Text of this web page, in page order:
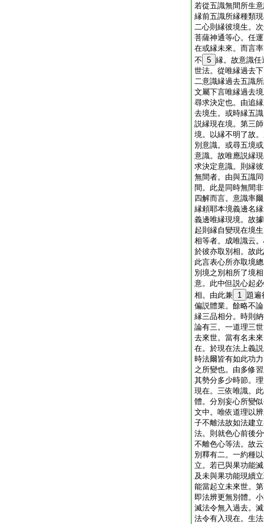
若從五識無間所生
縁前五識所縁種類
二心則縁彼境生。
菩薩神通等心。任
在或縁未來。而言
不 5 縁。故意識任
世法。從唯縁過去
二意識縁過去五識
文屬下言唯縁過去
尋求決定也。由追
去境生。或時縁五
説縁現在境。第三
境。以縁不明了故
別意識。或尋五境
意識。故唯應説縁
求決定意識。則縁
無間者。由與五識
間。此是同時無間
四解而言。意識率
縁頼耶本境義邊名
義邊唯縁現境。故
起則縁自變現在境
相等者。成唯識云
於彼亦取別相。故
此言表心所亦取境
別境之別相所了境
意。此中但説心起
相。由此兼 1 題遍
偏説體業。餘略不
縁三品相分。時則
論有三。一道理三
去來世。當有名未
在。於現在法上義
時法爾皆有如此功
之所變也。由多修
其勢分多少時節。
現在。三依唯識。
體。分別妄心所變
文中。唯依道理以
子不離法故如法建
法。則就色心前後
不離色心等法。故
別釋有二。一約種
立。若已與果功能
及未與果功能現續
能當起立未來世。
即法辨更無別體。
滅法令無入過去。
法令有入現在。生